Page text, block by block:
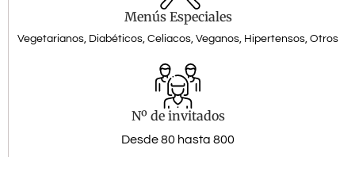
Menús Especiales
Vegetarianos, Diabéticos, Celiacos, Veganos, Hipertensos, Otros
Nº de invitados
Desde 80 hasta 800